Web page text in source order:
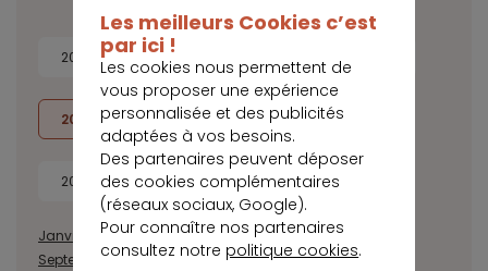
2026 2025
2022 2021 2020
2018 2017
Janvier Février Mars Avril Mai Juin Juillet
Septembre
Octobre Novembre Décembre
Les meilleurs Cookies c’est
par ici !
Les cookies nous permettent de
vous proposer une expérience
personnalisée et des publicités
adaptées à vos besoins.
Des partenaires peuvent déposer
des cookies complémentaires
(réseaux sociaux, Google).
Pour connaître nos partenaires
consultez notre politique cookies.